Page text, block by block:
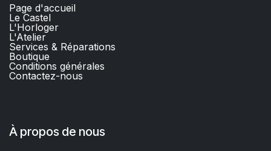
Page d'accueil
Le Castel
L'Horloger
L'Atelier
Services & Réparations
Boutique
Conditions générales
Contactez-nous​
À propos de nous